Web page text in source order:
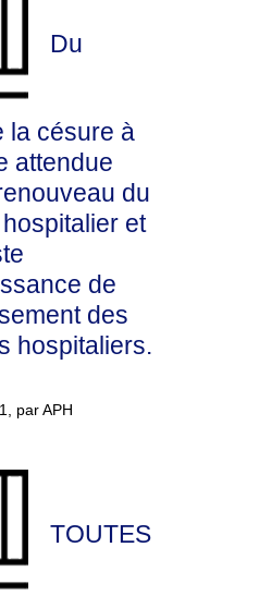
Du
la césure à
attendue
du
et
de
des
hospitaliers.
par APH
TOUTES